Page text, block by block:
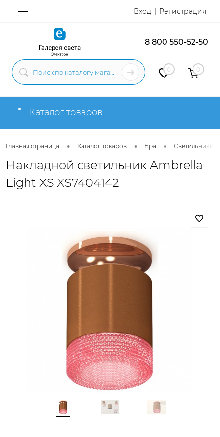
Вход Регистрация
8 800 550-52-50
0 0
Каталог товаров
Главная страница • Каталог товаров • Бра • Светильники
Накладной светильник Ambrella
Light XS XS7404142